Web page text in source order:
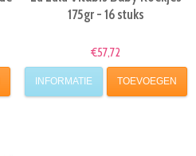
175gr - 16 stuks
€57,72
INFORMATIE TOEVOEGEN